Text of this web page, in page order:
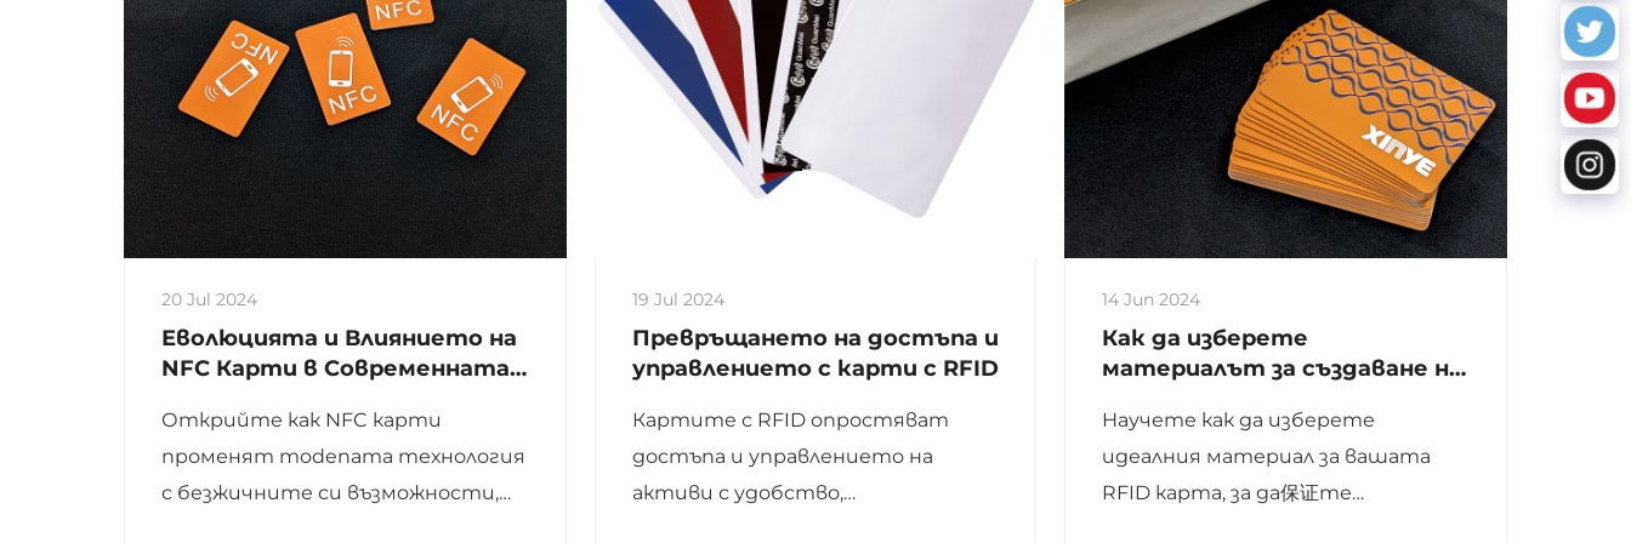
20 Jul 2024
Еволюцията и Влиянието на
NFC Карти в Современната
Открийте как NFC карти
променят modenата технология
с безжичните си възможности,
19 Jul 2024
Превръщането на достъпа и
управлението с карти с RFID
Картите с RFID опростяват
достъпа и управлението на
активи с удобство,
14 Jun 2024
Как да изберете
материалът за създаване на
Научете как да изберете
идеалния материал за вашата
RFID карта, за да保证те